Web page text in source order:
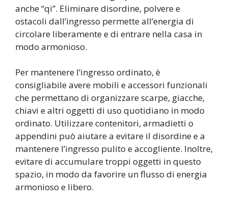
anche “qi”. Eliminare disordine, polvere e
ostacoli dall’ingresso permette all’energia di
circolare liberamente e di entrare nella casa in
modo armonioso.
Per mantenere l’ingresso ordinato, è
consigliabile avere mobili e accessori funzionali
che permettano di organizzare scarpe, giacche,
chiavi e altri oggetti di uso quotidiano in modo
ordinato. Utilizzare contenitori, armadietti o
appendini può aiutare a evitare il disordine e a
mantenere l’ingresso pulito e accogliente. Inoltre,
evitare di accumulare troppi oggetti in questo
spazio, in modo da favorire un flusso di energia
armonioso e libero.